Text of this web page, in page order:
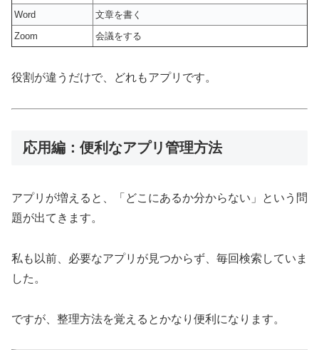
Word
文章を書く
Zoom
会議をする
役割が違うだけで、どれもアプリです。
応用編：便利なアプリ管理方法
アプリが増えると、「どこにあるか分からない」という問
題が出てきます。
私も以前、必要なアプリが見つからず、毎回検索していま
した。
ですが、整理方法を覚えるとかなり便利になります。